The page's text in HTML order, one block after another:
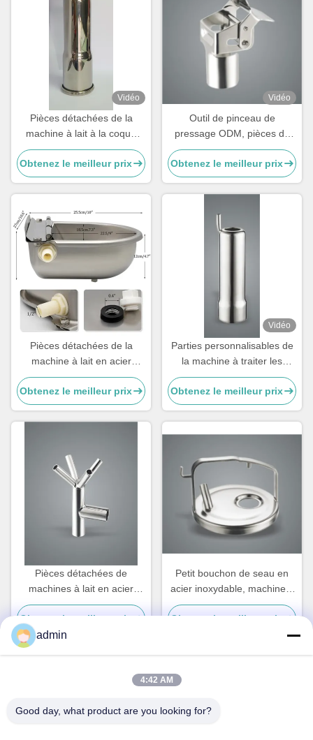
Vidéo
Pièces détachées de la
machine à lait à la coque
200g sur mesure pour les
tasses de thé.
Obtenez le meilleur prix
Vidéo
Outil de pinceau de
pressage ODM, pièces de
machine de traite en acier
inoxydable pour vaches
Obtenez le meilleur prix
Pièces détachées de la
machine à lait en acier
inoxydable
Obtenez le meilleur prix
Vidéo
Parties personnalisables de
la machine à traiter les
vaches, pièces de rechange
de la machine à traiter les
vaches, tasses à sucre
Obtenez le meilleur prix
Pièces détachées de
machines à lait en acier
inoxydable
Obtenez le meilleur prix
Petit bouchon de seau en
acier inoxydable, machine à
traire les vaches pièces
détachées
Obtenez le meilleur prix
admin
4:42 AM
Good day, what product are you looking for?